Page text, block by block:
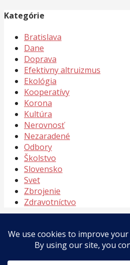
Kategórie
Bratislava
Dane
Doprava
Efektivny altruizmus
Ekológia
Kooperatívy
Korona
Kultúra
Nerovnosť
Nezaradené
Odbory
Školstvo
Slovensko
Svet
Zbrojenie
Zdravotníctvo
Prihlásiť sa